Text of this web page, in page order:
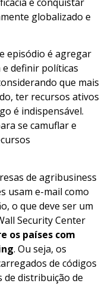
globalizado e
episódio é agregar
e definir políticas
que mais
ter recursos ativos
é indispensável.
se camuflar e
de agribusiness
usam e-mail como
o que deve ser um
Security Center
os países com
. Ou seja, os
de códigos
de distribuição de